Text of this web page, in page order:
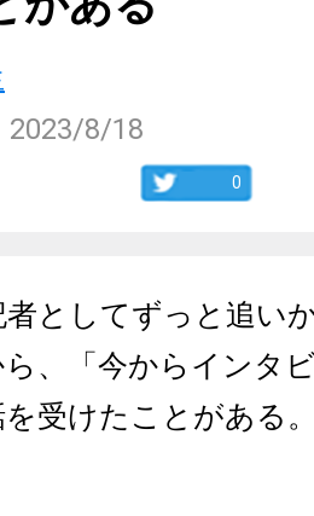
2023/8/18
0
としてずっと追い
、「今からインタ
受けたことがある